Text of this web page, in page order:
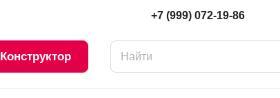
+7 (999) 072-19-86
Конструктор